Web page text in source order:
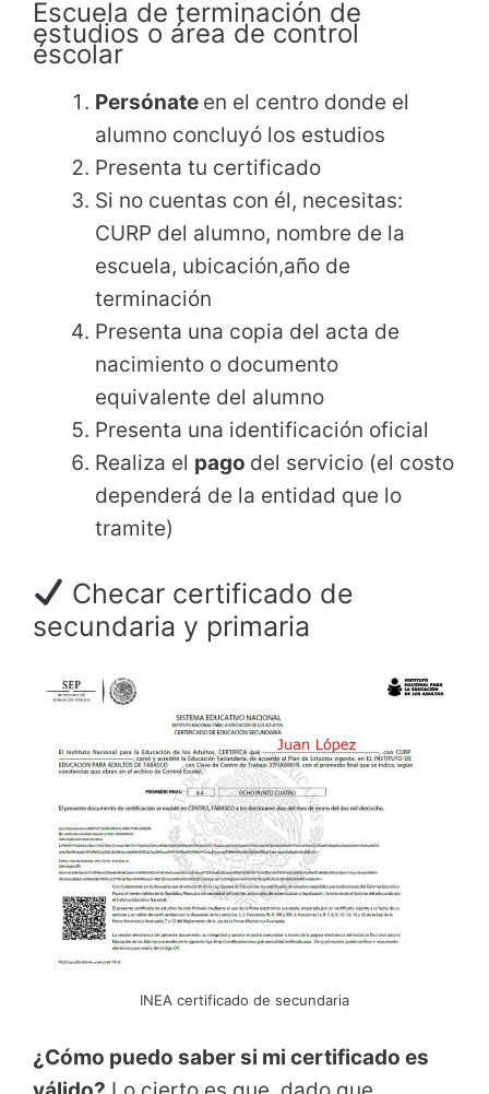
Escuela de terminación de
estudios o área de control
éscolar
Persónate en el centro donde el
alumno concluyó los estudios
Presenta tu certificado
Si no cuentas con él, necesitas:
CURP del alumno, nombre de la
escuela, ubicación,año de
terminación
Presenta una copia del acta de
nacimiento o documento
equivalente del alumno
Presenta una identificación oficial
Realiza el pago del servicio (el costo
dependerá de la entidad que lo
tramite)
Checar certificado de
secundaria y primaria
INEA certificado de secundaria
¿Cómo puedo saber si mi certificado es